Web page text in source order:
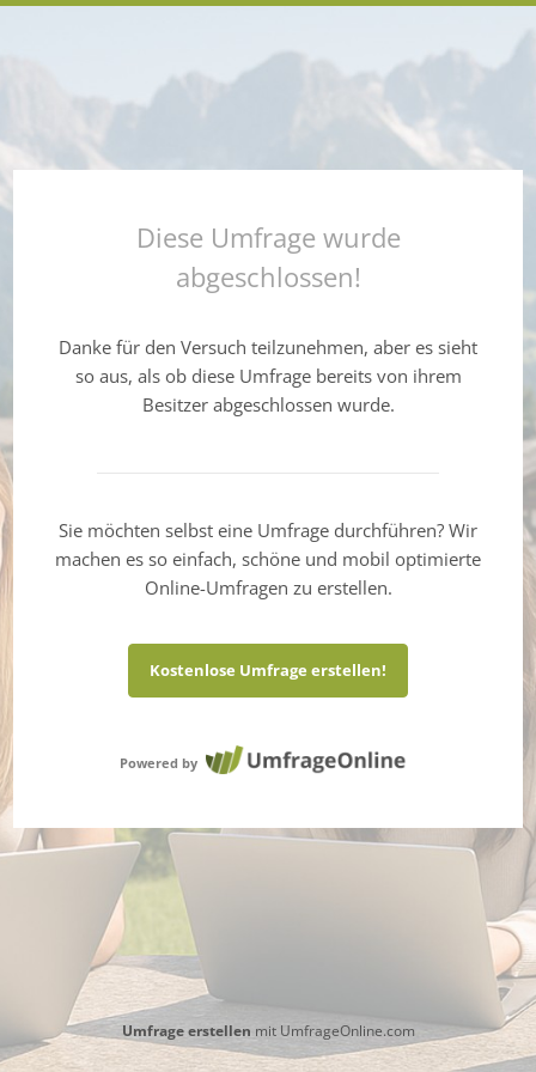
Diese Umfrage wurde
abgeschlossen!
Danke für den Versuch teilzunehmen, aber es sieht
so aus, als ob diese Umfrage bereits von ihrem
Besitzer abgeschlossen wurde.
Sie möchten selbst eine Umfrage durchführen? Wir
machen es so einfach, schöne und mobil optimierte
Online-Umfragen zu erstellen.
Kostenlose Umfrage erstellen!
Powered by
Umfrage erstellen mit UmfrageOnline.com